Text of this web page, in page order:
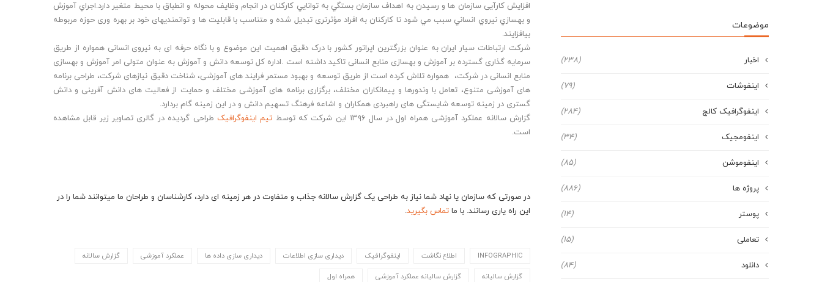
افزایش کارآیی سازمان ها و رسيدن به اهداف سازمان بستگي به توانايي كاركنان در انجام وظايف محوله و انطباق با محيط متغير دارد.اجراي آموزش
و بهسازي نيروي انساني سبب مي شود تا کارکنان به افراد مؤثرتری تبدیل شده و متناسب با قابلیت ها و توانمندیهای خود بر بهره وری حوزه مربوطه
بيافزايند.
شرکت ارتباطات سیار ایران به عنوان بزرگترین اپراتور کشور با درک دقیق اهمیت این موضوع و با نگاه حرفه ای به نیروی انسانی همواره از طریق
سرمایه گذاری گسترده بر آموزش و بهسازی منابع انسانی تاکید داشته است .اداره کل توسعه دانش و آموزش به عنوان متولی امر آموزش و بهسازی
منابع انسانی در شرکت، همواره تلاش کرده است از طریق توسعه و بهبود مستمر فرایند های آموزشی، شناخت دقیق نیازهای شرکت، طراحی برنامه
های آموزشی متنوع، تعامل با وندورها و پیمانکاران مختلف، برگزاری برنامه های آموزشی مختلف و حمایت از فعالیت های دانش آفرینی و دانش
گستری در زمینه توسعه شایستگی های راهبردی همکاران و اشاعه فرهنگ تسهیم دانش و در این زمینه گام بردارد.
گزارش سالانه عملکرد آموزشی همراه اول در سال ۱۳۹۶ این شرکت که توسط
تیم اینفوگرافیک طراحی گردیده در گالری تصاویر زیر قابل مشاهده
است.
در صورتی که سازمان یا نهاد شما نیاز به طراحی یک گزارش سالانه جذاب و متفاوت در هر زمینه ای دارد، کارشناسان و طراحان ما می‎توانند شما را در
این راه یاری رسانند. با ماتماس بگیرید.
INFOGRAPHIC اطلاع نگاشت اینفوگرافیک دیداری سازی اطلاعات دیداری سازی داده ها عملکرد آموزشی گزارش سالانه
گزارش سالیانه گزارش سالیانه عملکرد آموزشی همراه اول
موضوعات
اخبار (238)
اینفوشات (79)
اینفوگرافیک کالج (284)
اینفومجیک (34)
اینفوموشن (85)
پروژه ها (886)
پوستر (14)
تعاملی (15)
دانلود (84)